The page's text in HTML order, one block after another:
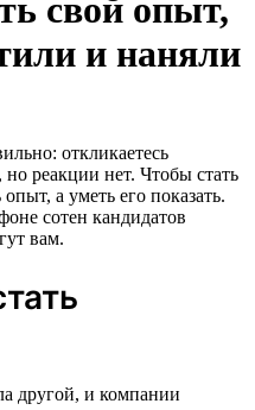
свой опыт,
и наняли
откликаетесь
реакции нет. Чтобы стать
а уметь его показать.
сотен кандидатов
вам.
другой, и компании